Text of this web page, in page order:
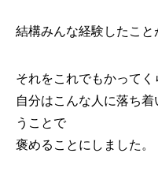
結構みんな経験したこと
それをこれでもかってく
自分はこんな人に落ち
うことで
褒めることにしました。